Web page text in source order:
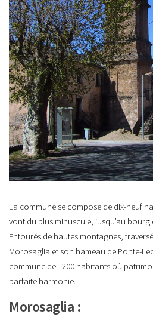
La commune se compose de dix-neuf
vont du plus minuscule, jusqu’au bourg
Entourés de hautes montagnes,
Morosaglia et son hameau de Ponte-
commune de 1200 habitants où
parfaite harmonie.
Morosaglia :